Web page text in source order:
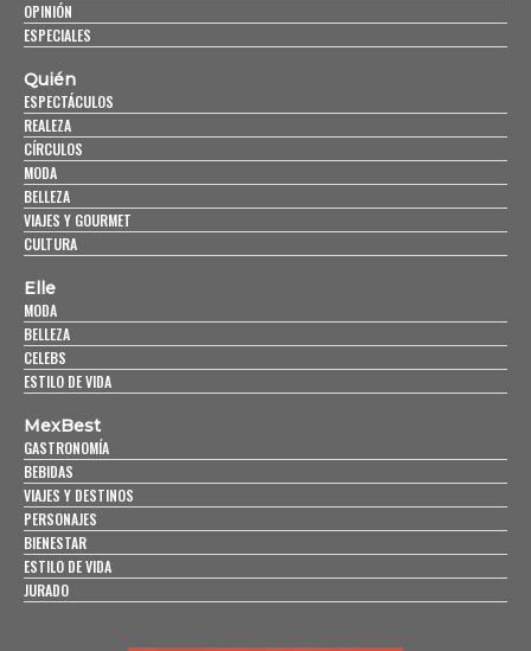
OPINIÓN
ESPECIALES
Quién
ESPECTÁCULOS
REALEZA
CÍRCULOS
MODA
BELLEZA
VIAJES Y GOURMET
CULTURA
Elle
MODA
BELLEZA
CELEBS
ESTILO DE VIDA
MexBest
GASTRONOMÍA
BEBIDAS
VIAJES Y DESTINOS
PERSONAJES
BIENESTAR
ESTILO DE VIDA
JURADO